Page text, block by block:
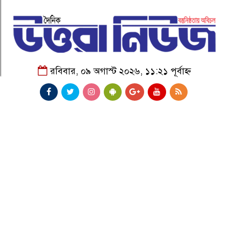
রবিবার, ০৯ অগাস্ট ২০২৬, ১১:২১ পূর্বাহ্ন